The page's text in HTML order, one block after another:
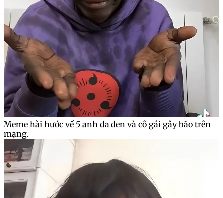
Meme hài hước về 5 anh da đen và cô gái gây bão trên
mạng.